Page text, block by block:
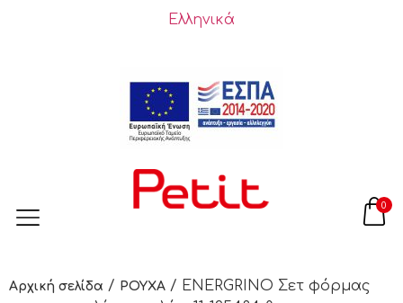
Ελληνικά
0
Αρχική σελίδα / ΡΟΥΧΑ / ENERGRINO Σετ φόρμας